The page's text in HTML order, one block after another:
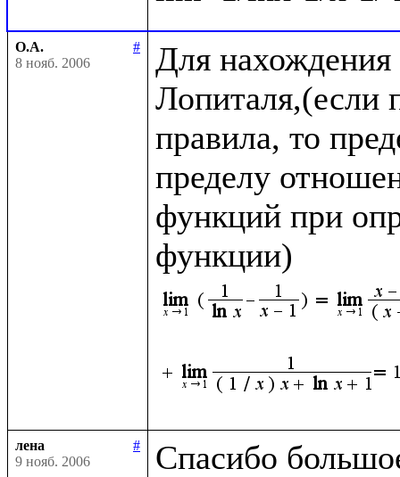
О.А.
#
8 нояб. 2006
Для нахождения
Лопиталя,(если
правила, то
пределу
функций при
функции)
лена
#
9 нояб. 2006
Спасибо